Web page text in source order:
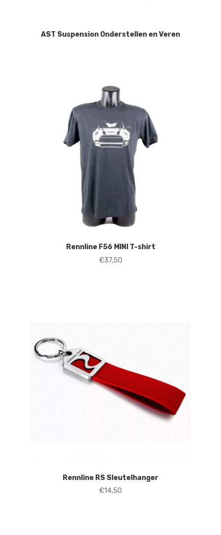
AST Suspension Onderstellen en Veren
Rennline F56 MINI T-shirt
€37,50
Rennline RS Sleutelhanger
€14,50